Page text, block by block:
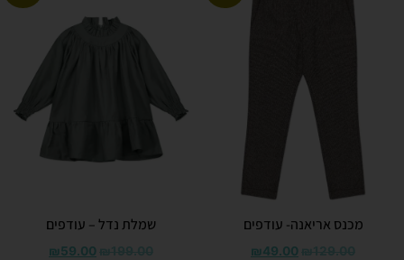
מכנס אריאנה- עודפים
₪49.00
שמלת נדל – עודפים
₪59.00